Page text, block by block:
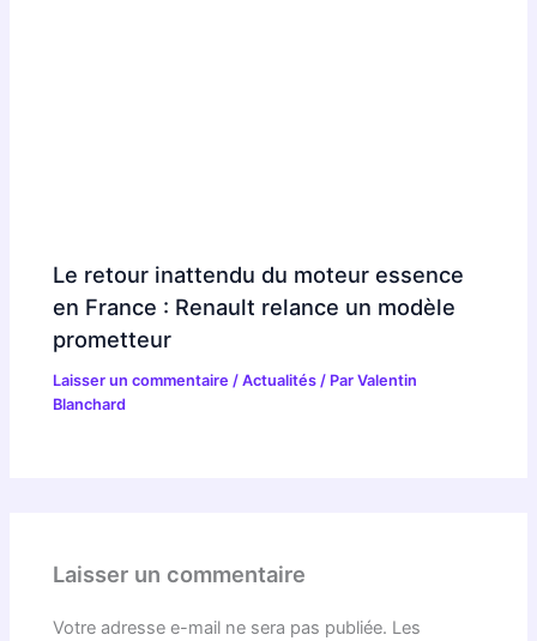
Le retour inattendu du moteur essence
en France : Renault relance un modèle
prometteur
Laisser un commentaire /Actualités / ParValentin
Blanchard
Laisser un commentaire
Votre adresse e-mail ne sera pas publiée. Les